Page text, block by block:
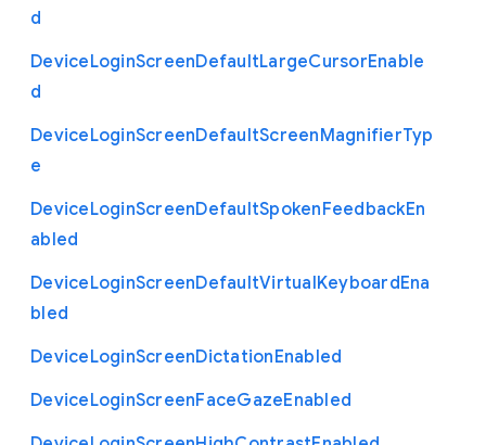
d
DeviceLoginScreenDefaultLargeCursorEnable
d
DeviceLoginScreenDefaultScreenMagnifierTyp
e
DeviceLoginScreenDefaultSpokenFeedbackEn
abled
DeviceLoginScreenDefaultVirtualKeyboardEna
bled
DeviceLoginScreenDictationEnabled
DeviceLoginScreenFaceGazeEnabled